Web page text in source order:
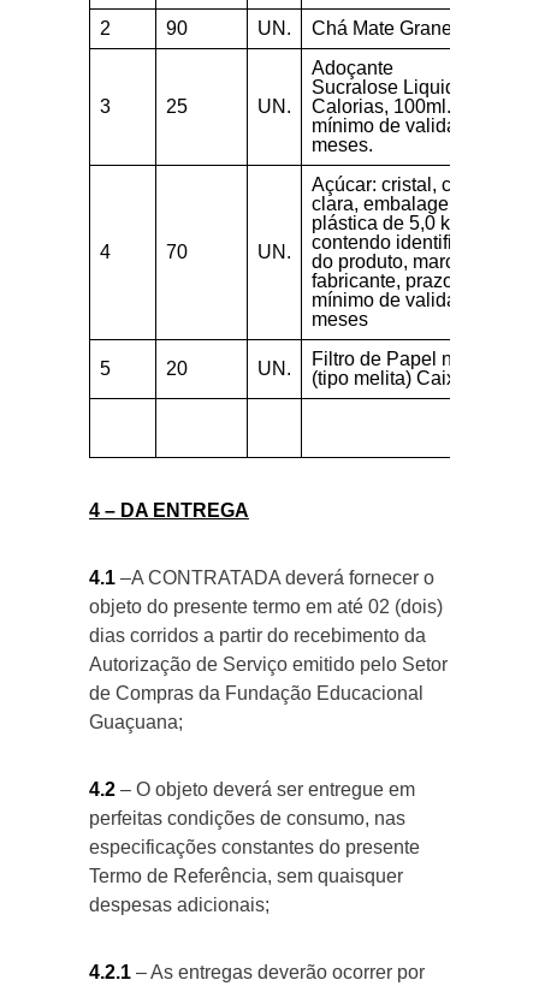
2 90 UN. Chá Mate Granel 250g
3 25 UN.
Adoçante
Sucralose Liquido Zero
Calorias, 100ml. Prazo
mínimo de validade 12
meses.
4 70 UN.
Açúcar: cristal, cor
clara, embalagem
plástica de 5,0 kg,
contendo identificação
do produto, marca do
fabricante, prazo
mínimo de validade 12
meses
5 20 UN.
Filtro de Papel nº 103
(tipo melita) Caixa c/30
4 – DA ENTREGA
4.1 –A CONTRATADA deverá fornecer o
objeto do presente termo em até 02 (dois)
dias corridos a partir do recebimento da
Autorização de Serviço emitido pelo Setor
de Compras da Fundação Educacional
Guaçuana;
4.2 – O objeto deverá ser entregue em
perfeitas condições de consumo, nas
especificações constantes do presente
Termo de Referência, sem quaisquer
despesas adicionais;
4.2.1 – As entregas deverão ocorrer por